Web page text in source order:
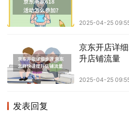
2025-04-25
京东开店详
升店铺流量
2025-04-25
发表回复